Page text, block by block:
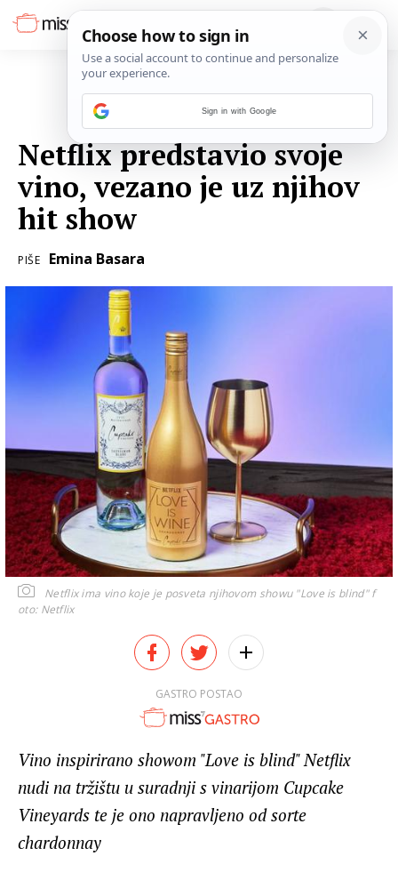
Netflix predstavio svoje
vino, vezano je uz njihov
hit show
PIŠE Emina Basara
Netflix ima vino koje je posveta njihovom showu "Love is blind"f
oto: Netflix
GASTRO POSTAO
Vino inspirirano showom "Love is blind" Netflix
nudi na tržištu u suradnji s vinarijom Cupcake
Vineyards te je ono napravljeno od sorte
chardonnay
Sign in with Google